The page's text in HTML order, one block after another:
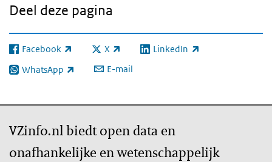
Deel deze pagina
Facebook
(externe link) X
(externe link) LinkedIn
(externe link)
WhatsApp
(externe link) E-mail
VZinfo.nl biedt open data en
onafhankelijke en wetenschappelijk